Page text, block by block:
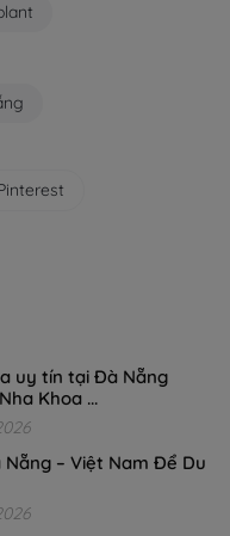
uy tín tại Đà Nẵng
Khoa ...
– Việt Nam Để Du